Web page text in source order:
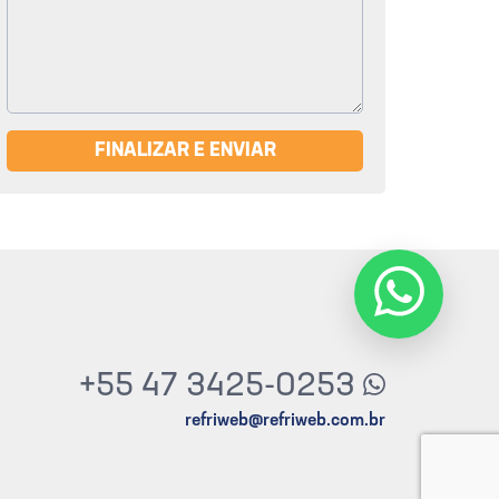
FINALIZAR E ENVIAR
+55 47 3425-0253
refriweb@refriweb.com.br